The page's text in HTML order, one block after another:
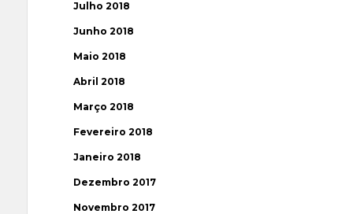
Julho 2018
Junho 2018
Maio 2018
Abril 2018
Março 2018
Fevereiro 2018
Janeiro 2018
Dezembro 2017
Novembro 2017